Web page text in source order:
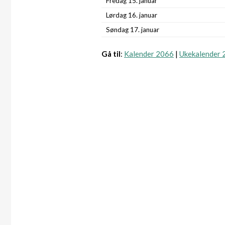
Lørdag 16. januar
Søndag 17. januar
Gå til: Kalender 2066 | Ukekalender